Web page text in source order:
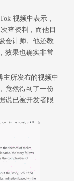
视频中表示，
查资料，而他目
会计师。他还教
效果也确实非常
主所发布的视频中
竟然得到了一份
说已被开发者限